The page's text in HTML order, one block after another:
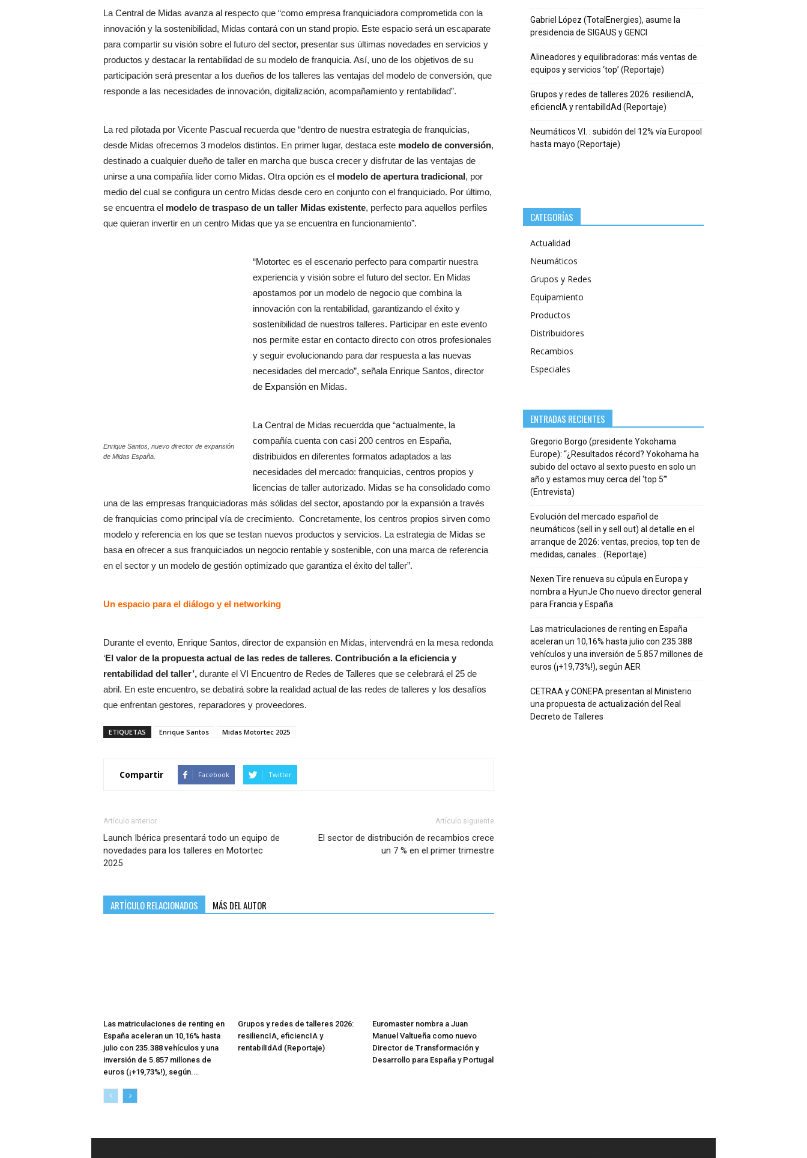
La Central de Midas avanza al respecto que “como empresa franquiciadora comprometida con la
innovación y la sostenibilidad, Midas contará con un stand propio. Este espacio será un escaparate
para compartir su visión sobre el futuro del sector, presentar sus últimas novedades en servicios y
productos y destacar la rentabilidad de su modelo de franquicia. Así, uno de los objetivos de su
participación será presentar a los dueños de los talleres las ventajas del modelo de conversión, que
responde a las necesidades de innovación, digitalización, acompañamiento y rentabilidad”.
La red pilotada por Vicente Pascual recuerda que “dentro de nuestra estrategia de franquicias,
desde Midas ofrecemos 3 modelos distintos. En primer lugar, destaca este modelo de conversión,
destinado a cualquier dueño de taller en marcha que busca crecer y disfrutar de las ventajas de
unirse a una compañía líder como Midas. Otra opción es el modelo de apertura tradicional, por
medio del cual se configura un centro Midas desde cero en conjunto con el franquiciado. Por último,
se encuentra el modelo de traspaso de un taller Midas existente, perfecto para aquellos perfiles
que quieran invertir en un centro Midas que ya se encuentra en funcionamiento”.
Enrique Santos, nuevo director de expansión
de Midas España.
“Motortec es el escenario perfecto para compartir nuestra
experiencia y visión sobre el futuro del sector. En Midas
apostamos por un modelo de negocio que combina la
innovación con la rentabilidad, garantizando el éxito y
sostenibilidad de nuestros talleres. Participar en este evento
nos permite estar en contacto directo con otros profesionales
y seguir evolucionando para dar respuesta a las nuevas
necesidades del mercado”, señala Enrique Santos, director
de Expansión en Midas.
La Central de Midas recuerdda que “actualmente, la
compañía cuenta con casi 200 centros en España,
distribuidos en diferentes formatos adaptados a las
necesidades del mercado: franquicias, centros propios y
licencias de taller autorizado. Midas se ha consolidado como
una de las empresas franquiciadoras más sólidas del sector, apostando por la expansión a través
de franquicias como principal vía de crecimiento. Concretamente, los centros propios sirven como
modelo y referencia en los que se testan nuevos productos y servicios. La estrategia de Midas se
basa en ofrecer a sus franquiciados un negocio rentable y sostenible, con una marca de referencia
en el sector y un modelo de gestión optimizado que garantiza el éxito del taller”.
Un espacio para el diálogo y el networking
Durante el evento, Enrique Santos, director de expansión en Midas, intervendrá en la mesa redonda
‘El valor de la propuesta actual de las redes de talleres. Contribución a la eficiencia y
rentabilidad del taller’, durante el VI Encuentro de Redes de Talleres que se celebrará el 25 de
abril. En este encuentro, se debatirá sobre la realidad actual de las redes de talleres y los desafíos
que enfrentan gestores, reparadores y proveedores.
ETIQUETAS Enrique Santos Midas Motortec 2025
Compartir Facebook Twitter
Artículo anterior
Launch Ibérica presentará todo un equipo de
novedades para los talleres en Motortec
2025
Artículo siguiente
El sector de distribución de recambios crece
un 7 % en el primer trimestre
ARTÍCULO RELACIONADOS MÁS DEL AUTOR
Las matriculaciones de renting en
España aceleran un 10,16% hasta
julio con 235.388 vehículos y una
inversión de 5.857 millones de
euros (¡+19,73%!), según...
Grupos y redes de talleres 2026:
resiliencIA, eficiencIA y
rentabilIdAd (Reportaje)
Euromaster nombra a Juan
Manuel Valtueña como nuevo
Director de Transformación y
Desarrollo para España y Portugal
Gabriel López (TotalEnergies), asume la
presidencia de SIGAUS y GENCI
Alineadores y equilibradoras: más ventas de
equipos y servicios ‘top’ (Reportaje)
Grupos y redes de talleres 2026: resiliencIA,
eficiencIA y rentabilIdAd (Reportaje)
Neumáticos V.I. : subidón del 12% vía Europool
hasta mayo (Reportaje)
CATEGORÍAS
Actualidad
Neumáticos
Grupos y Redes
Equipamiento
Productos
Distribuidores
Recambios
Especiales
ENTRADAS RECIENTES
Gregorio Borgo (presidente Yokohama
Europe): “¿Resultados récord? Yokohama ha
subido del octavo al sexto puesto en solo un
año y estamos muy cerca del ‘top 5’”
(Entrevista)
Evolución del mercado español de
neumáticos (sell in y sell out) al detalle en el
arranque de 2026: ventas, precios, top ten de
medidas, canales… (Reportaje)
Nexen Tire renueva su cúpula en Europa y
nombra a HyunJe Cho nuevo director general
para Francia y España
Las matriculaciones de renting en España
aceleran un 10,16% hasta julio con 235.388
vehículos y una inversión de 5.857 millones de
euros (¡+19,73%!), según AER
CETRAA y CONEPA presentan al Ministerio
una propuesta de actualización del Real
Decreto de Talleres